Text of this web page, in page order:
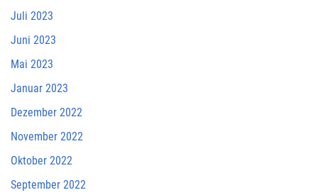
Juli 2023
Juni 2023
Mai 2023
Januar 2023
Dezember 2022
November 2022
Oktober 2022
September 2022